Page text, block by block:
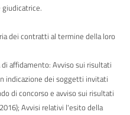
dei contratti al termine della loro
affidamento: Avviso sui risultati
indicazione dei soggetti invitati
di concorso e avviso sui risultati
Avvisi relativi l'esito della